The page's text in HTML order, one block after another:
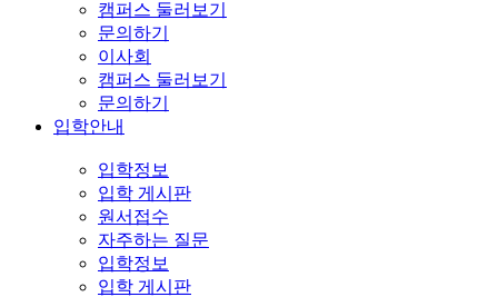
캠퍼스 둘러보기
문의하기
이사회
캠퍼스 둘러보기
문의하기
입학안내
입학정보
입학 게시판
원서접수
자주하는 질문
입학정보
입학 게시판